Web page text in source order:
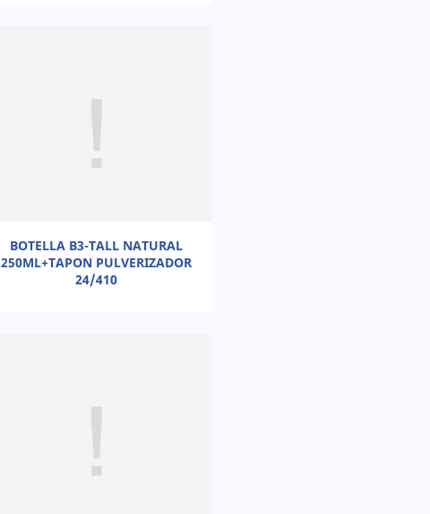
BOTELLA B3-TALL NATURAL
250ML+TAPON PULVERIZADOR
24/410